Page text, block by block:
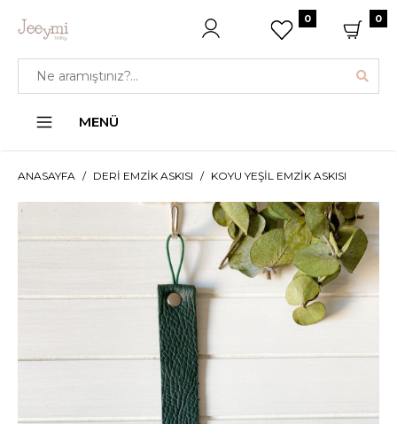
0 0
MENÜ
ANASAYFA DERI EMZIK ASKISI KOYU YEŞIL EMZIK ASKISI